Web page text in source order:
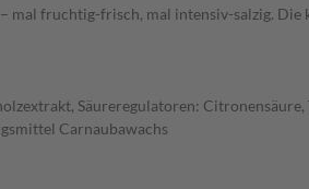
mal fruchtig-frisch, mal intensiv-salzig. Die
Säureregulatoren:
Carnaubawachs